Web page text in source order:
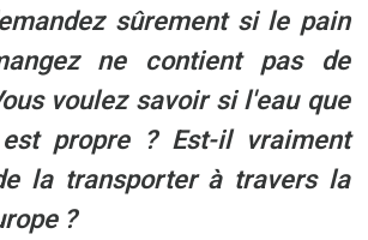
sûrement si le pain
ne contient pas de
voulez savoir si l'eau que
propre ? Est-il vraiment
la transporter à travers la
?